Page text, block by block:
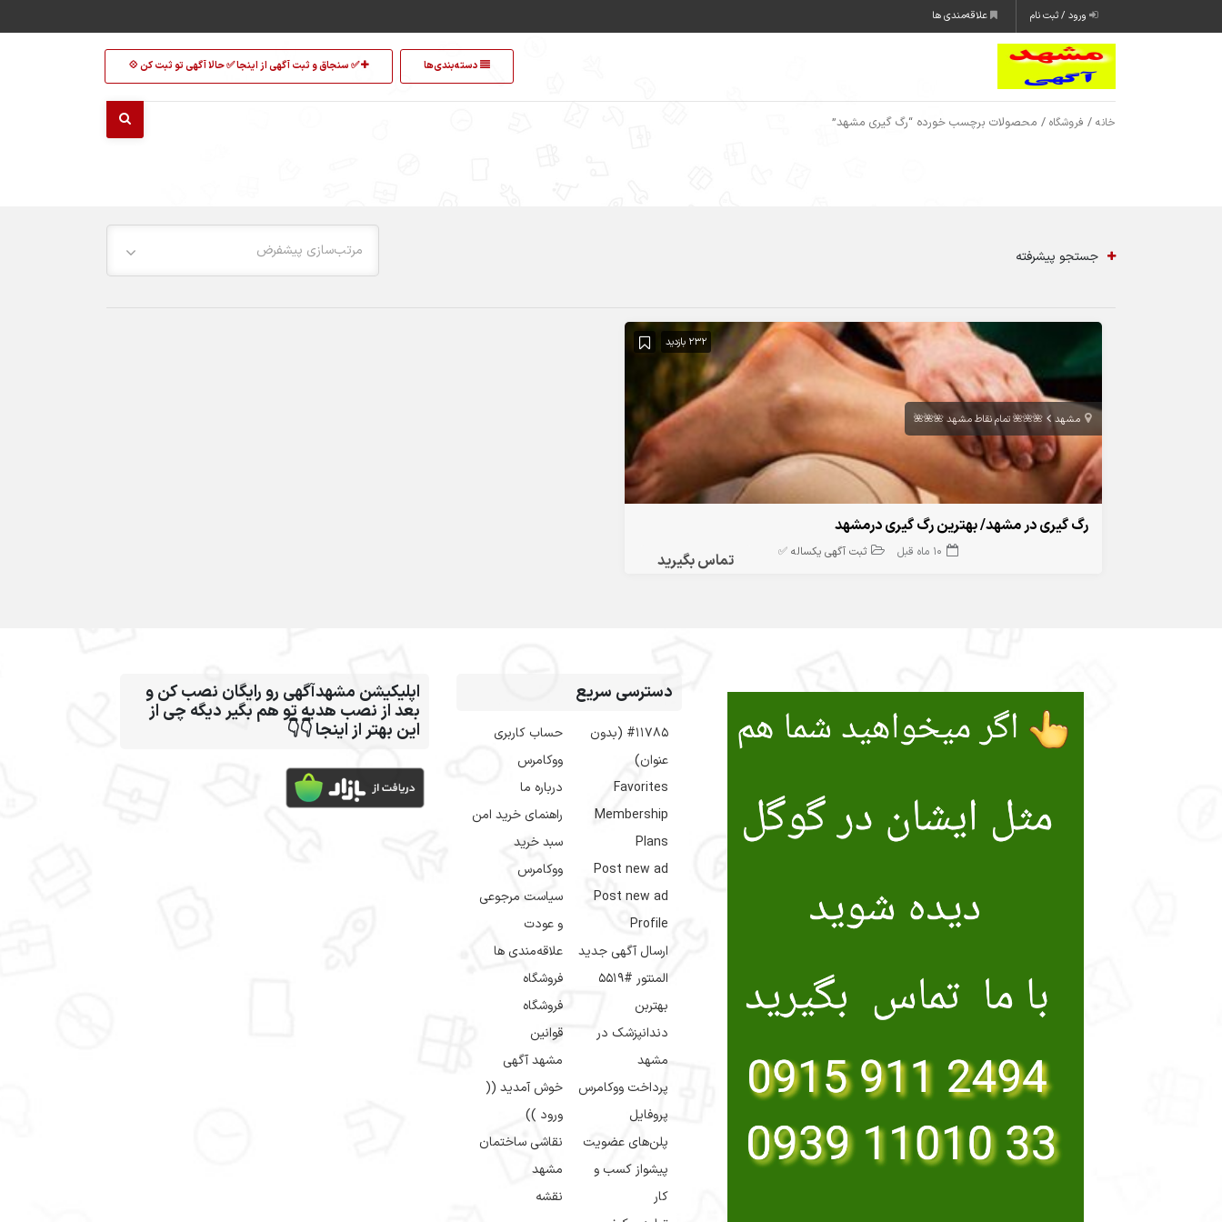
ورود / ثبت نام علاقه‌مندی ها
دسته‌بندی‌ها ✅ سنجاق و ثبت آگهی از اینجا ✅ حالا آگهی تو ثبت کن 💠
خانه / فروشگاه / محصولات برچسب خورده “رگ گیری مشهد”
مرتب‌سازی پیشفرض جستجو پیشرفته
232 بازدید
مشهد 🌺🌺🌺 تمام نقاط مشهد 🌺🌺🌺
تماس بگیرید
رگ گیری در مشهد/ بهترین رگ گیری درمشهد
10 ماه قبل ثبت آگهی یکساله ✅
دسترسی سریع
#11785 (بدون
عنوان)
Favorites
Membership
Plans
Post new ad
Post new ad
Profile
ارسال آگهی جدید
المنتور #5519
بهتربن
دندانپزشک در
مشهد
پرداخت ووکامرس
پروفایل
پلن‌های عضویت
پیشواز کسب و
کار
حساب کاربری
ووکامرس
درباره ما
راهنمای خرید امن
سبد خرید
ووکامرس
سیاست مرجوعی
و عودت
علاقه‌مندی ها
فروشگاه
فروشگاه
قوانین
مشهد آگهی
خوش آمدید ((
ورود ))
نقاشی ساختمان
مشهد
نقشه
اپلیکیشن مشهدآگهی رو رایگان نصب کن و
بعد از نصب هدیه تو هم بگیر دیگه چی از
این بهتر از اینجا 👇👇